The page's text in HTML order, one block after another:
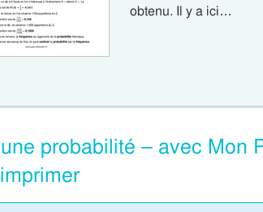
obtenu. Il y a ici…
probabilité – avec Mon